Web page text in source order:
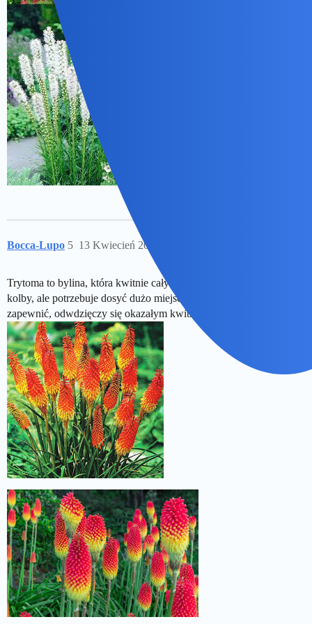
Bocca-Lupo 13 Kwiecień 2024 06:55
5
Trytoma to bylina, która kwitnie cały sezon letni ma piękne okazałe
kolby, ale potrzebuje dosyć dużo miejsca, sadząc ją musisz to jej
zapewnić, odwdzięczy się okazałym kwitnieniem.